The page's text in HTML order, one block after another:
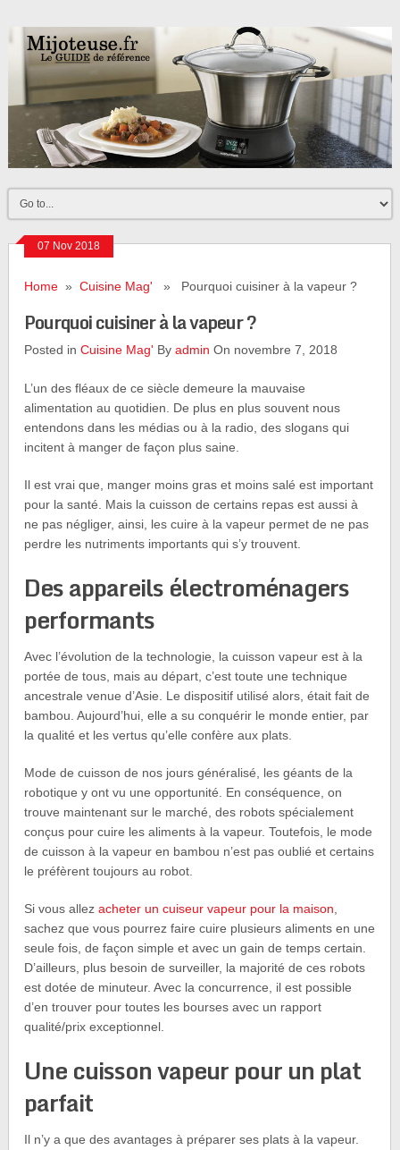
07 Nov 2018
Home »Cuisine Mag' » Pourquoi cuisiner à la vapeur ?
Pourquoi cuisiner à la vapeur ?
Posted inCuisine Mag' Byadmin On novembre 7, 2018
L’un des fléaux de ce siècle demeure la mauvaise
alimentation au quotidien. De plus en plus souvent nous
entendons dans les médias ou à la radio, des slogans qui
incitent à manger de façon plus saine.
Il est vrai que, manger moins gras et moins salé est important
pour la santé. Mais la cuisson de certains repas est aussi à
ne pas négliger, ainsi, les cuire à la vapeur permet de ne pas
perdre les nutriments importants qui s’y trouvent.
Des appareils électroménagers
performants
Avec l’évolution de la technologie, la cuisson vapeur est à la
portée de tous, mais au départ, c’est toute une technique
ancestrale venue d’Asie. Le dispositif utilisé alors, était fait de
bambou. Aujourd’hui, elle a su conquérir le monde entier, par
la qualité et les vertus qu’elle confère aux plats.
Mode de cuisson de nos jours généralisé, les géants de la
robotique y ont vu une opportunité. En conséquence, on
trouve maintenant sur le marché, des robots spécialement
conçus pour cuire les aliments à la vapeur. Toutefois, le mode
de cuisson à la vapeur en bambou n’est pas oublié et certains
le préfèrent toujours au robot.
Si vous allezacheter un cuiseur vapeur pour la maison
sachez que vous pourrez faire cuire plusieurs aliments en une
seule fois, de façon simple et avec un gain de temps certain.
D’ailleurs, plus besoin de surveiller, la majorité de ces robots
est dotée de minuteur. Avec la concurrence, il est possible
d’en trouver pour toutes les bourses avec un rapport
qualité/prix exceptionnel.
Une cuisson vapeur pour un plat
parfait
Il n’y a que des avantages à préparer ses plats à la vapeur.